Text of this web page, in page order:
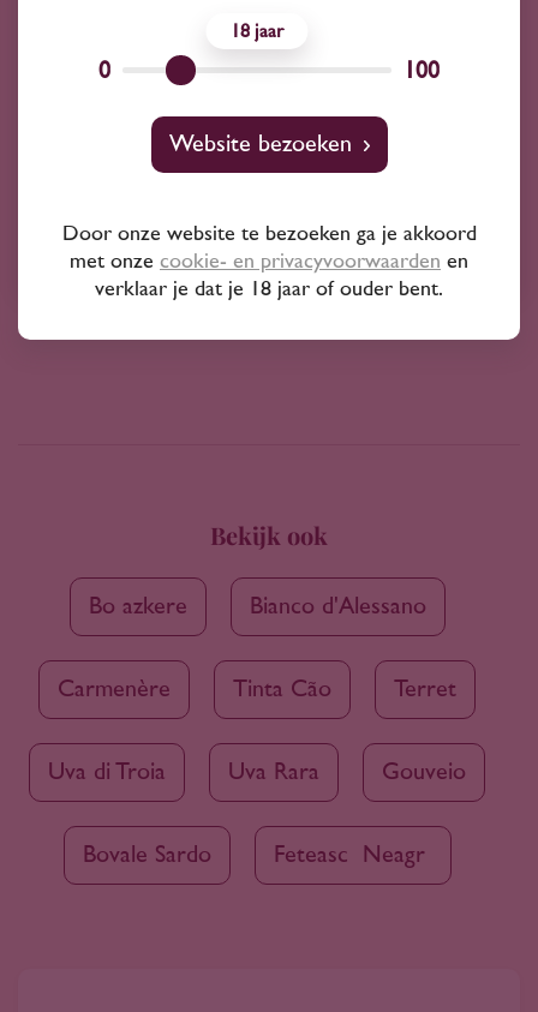
Adegas Valmiñor Davila M-100 2018
35 50
Bekijk ook
Boğazkere Bianco d'Alessano
Carmenère Tinta Cão Terret
Uva di Troia Uva Rara Gouveio
Bovale Sardo Fetească Neagră
0
18
100
Website bezoeken
Door onze website te bezoeken ga je akkoord
met onze cookie- en privacyvoorwaarden en
verklaar je dat je 18 jaar of ouder bent.